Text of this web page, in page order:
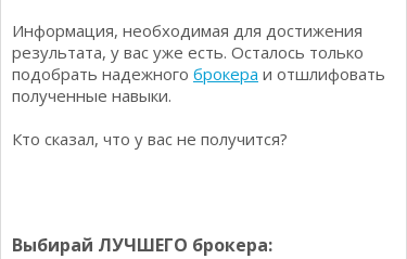
Информация, необходимая для достижения
результата, у вас уже есть. Осталось только
подобрать надежного брокера и отшлифовать
полученные навыки.
Кто сказал, что у вас не получится?
Выбирай ЛУЧШЕГО брокера: